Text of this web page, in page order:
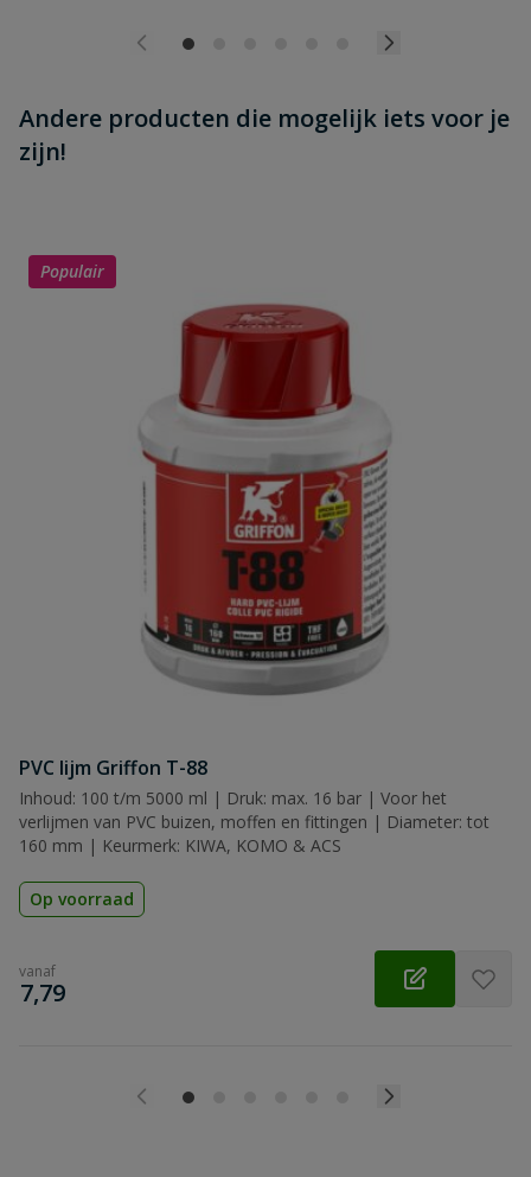
Andere producten die mogelijk iets voor je
zijn!
Populair
PVC lijm Griffon T-88
Inhoud: 100 t/m 5000 ml | Druk: max. 16 bar | Voor het
verlijmen van PVC buizen, moffen en fittingen | Diameter: tot
160 mm | Keurmerk: KIWA, KOMO & ACS
Op voorraad
vanaf
€
7,79